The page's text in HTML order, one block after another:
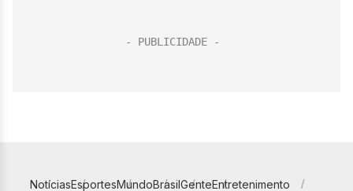
NotíciasEsportesMundoBrasilGenteEntretenimento